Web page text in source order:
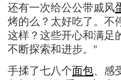
还有一次给公公带戚风
烤的么？太好吃了。不
这样？这些开心和满足
不断探索和进步。”
手揉了七八个面包、感